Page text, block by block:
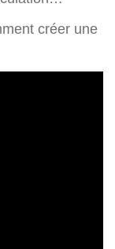
créer une